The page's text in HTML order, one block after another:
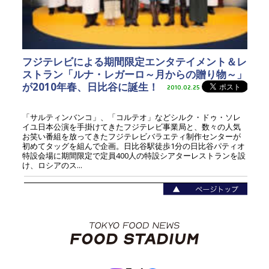
フジテレビによる期間限定エンタテイメント＆レ
ストラン「ルナ・レガーロ～月からの贈り物～」
が2010年春、日比谷に誕生！
2010.02.25
「サルティンバンコ」、「コルテオ」などシルク・ドゥ・ソレ
イユ日本公演を手掛けてきたフジテレビ事業局と、数々の人気
お笑い番組を放ってきたフジテレビバラエティ制作センターが
初めてタッグを組んで企画。日比谷駅徒歩1分の日比谷パティオ
特設会場に期間限定で定員400人の特設シアターレストランを設
け、ロシアのス...